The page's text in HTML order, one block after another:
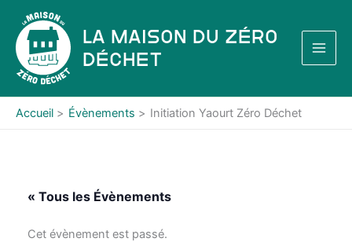
contenu
La Maison du Zéro
Déchet
Accueil Évènements Initiation Yaourt Zéro Déchet
« Tous les Évènements
Cet évènement est passé.